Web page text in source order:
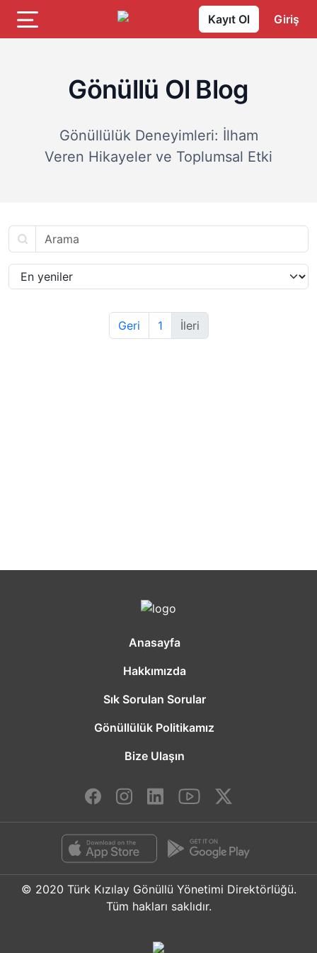
Kayıt Ol Giriş
Gönüllü Ol Blog
Gönüllülük Deneyimleri: İlham
Veren Hikayeler ve Toplumsal Etki
Geri 1 İleri
Anasayfa
Hakkımızda
Sık Sorulan Sorular
Gönüllülük Politikamız
Bize Ulaşın
© 2020 Türk Kızılay Gönüllü Yönetimi Direktörlüğü.
Tüm hakları saklıdır.